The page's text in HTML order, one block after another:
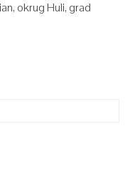
okrug Huli, grad